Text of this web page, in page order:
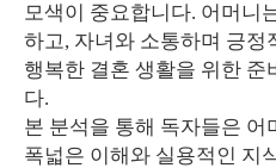
모색이 중요합니다. 어머니
하고, 자녀와 소통하며 긍정
행복한 결혼 생활을 위한 준
다.
본 분석을 통해 독자들은 어
폭넓은 이해와 실용적인 지